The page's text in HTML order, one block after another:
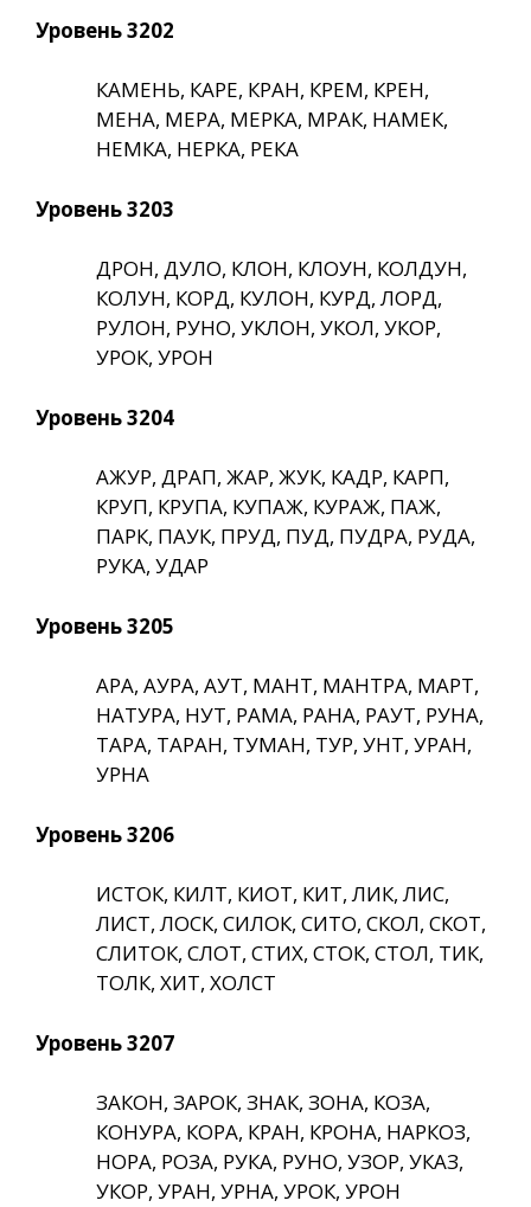
Уровень 3202
КАМЕНЬ, КАРЕ, КРАН, КРЕМ, КРЕН,
МЕНА, МЕРА, МЕРКА, МРАК, НАМЕК,
НЕМКА, НЕРКА, РЕКА
Уровень 3203
ДРОН, ДУЛО, КЛОН, КЛОУН, КОЛДУН,
КОЛУН, КОРД, КУЛОН, КУРД, ЛОРД,
РУЛОН, РУНО, УКЛОН, УКОЛ, УКОР,
УРОК, УРОН
Уровень 3204
АЖУР, ДРАП, ЖАР, ЖУК, КАДР, КАРП,
КРУП, КРУПА, КУПАЖ, КУРАЖ, ПАЖ,
ПАРК, ПАУК, ПРУД, ПУД, ПУДРА, РУДА,
РУКА, УДАР
Уровень 3205
АРА, АУРА, АУТ, МАНТ, МАНТРА, МАРТ,
НАТУРА, НУТ, РАМА, РАНА, РАУТ, РУНА,
ТАРА, ТАРАН, ТУМАН, ТУР, УНТ, УРАН,
УРНА
Уровень 3206
ИСТОК, КИЛТ, КИОТ, КИТ, ЛИК, ЛИС,
ЛИСТ, ЛОСК, СИЛОК, СИТО, СКОЛ, СКОТ,
СЛИТОК, СЛОТ, СТИХ, СТОК, СТОЛ, ТИК,
ТОЛК, ХИТ, ХОЛСТ
Уровень 3207
ЗАКОН, ЗАРОК, ЗНАК, ЗОНА, КОЗА,
КОНУРА, КОРА, КРАН, КРОНА, НАРКОЗ,
НОРА, РОЗА, РУКА, РУНО, УЗОР, УКАЗ,
УКОР, УРАН, УРНА, УРОК, УРОН